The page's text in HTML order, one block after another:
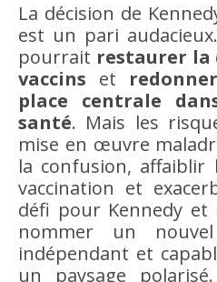
La décision de
est un pari
pourrait restaurer la
vaccins et
place centrale
santé. Mais les
mise en œuvre
la confusion, affaiblir
vaccination et
défi pour Kennedy et
nommer un
indépendant et
un paysage